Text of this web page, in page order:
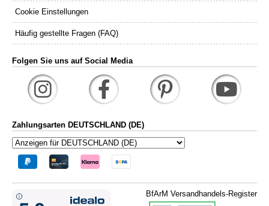
Cookie Einstellungen
Häufig gestellte Fragen (FAQ)
Folgen Sie uns auf Social Media
Zahlungsarten DEUTSCHLAND (DE)
BfArM Versandhandels-Register